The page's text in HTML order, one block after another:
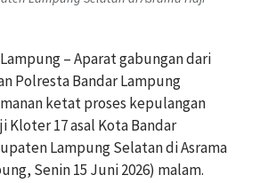
Lampung – Aparat gabungan dari
Polresta Bandar Lampung
ketat proses kepulangan
Kloter 17 asal Kota Bandar
Lampung Selatan di Asrama
Senin 15 Juni 2026) malam.